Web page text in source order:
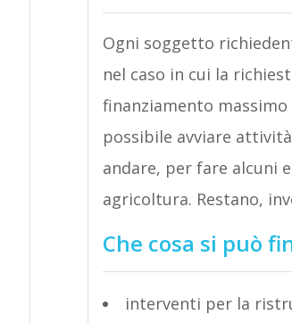
Ogni soggetto
nel caso in cui la
finanziamento massimo
possibile avviare
andare, per fare alcuni
agricoltura. Restano,
Che cosa si può
interventi per la